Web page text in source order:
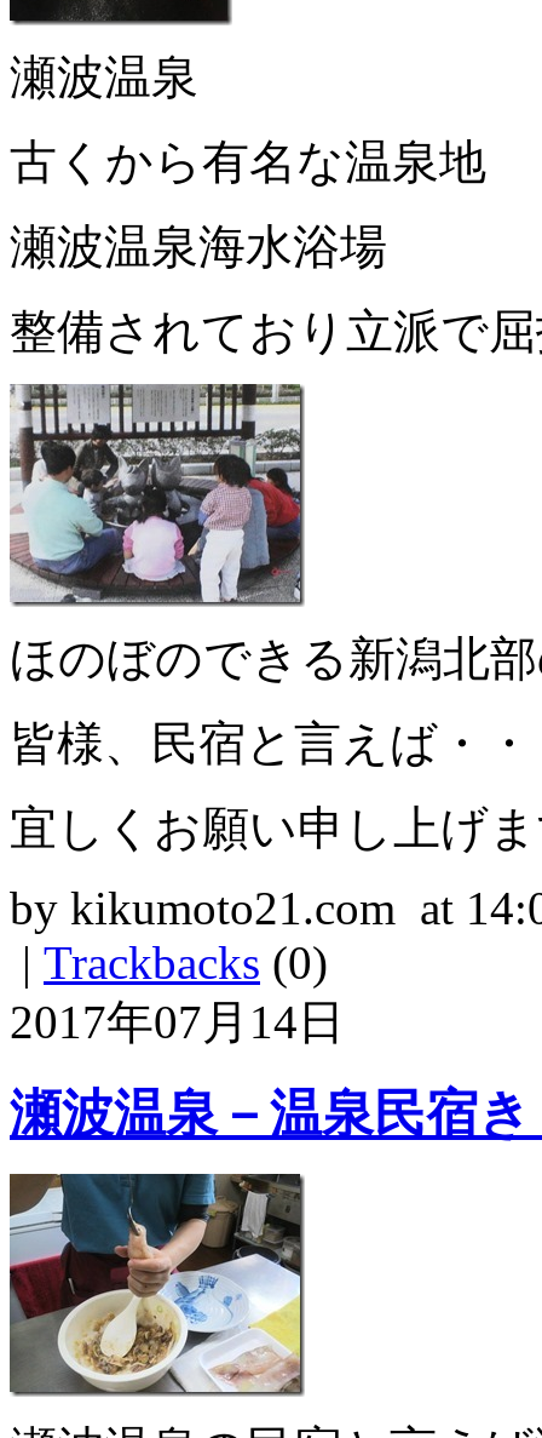
瀬波温泉
古くから有名な温泉地
瀬波温泉海水浴場
整備されており立派で
ほのぼのできる新潟北
皆様、民宿と言えば・
宜しくお願い申し上げ
by kikumoto21.com at
| Trackbacks (0)
2017年07月14日
瀬波温泉－温泉民宿